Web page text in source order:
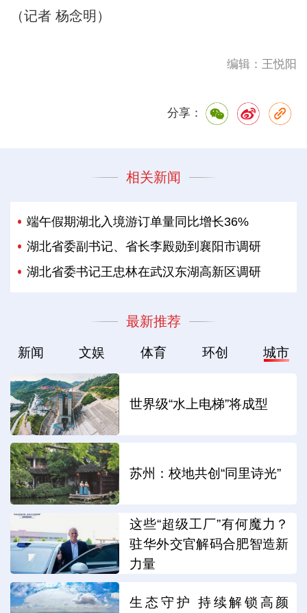
（记者 杨念明）
编辑：王悦阳
分享：
相关新闻
端午假期湖北入境游订单量同比增长36%
湖北省委副书记、省长李殿勋到襄阳市调研
湖北省委书记王忠林在武汉东湖高新区调研
最新推荐
新闻 文娱 体育 环创 城市
世界级“水上电梯”将成型
苏州：校地共创“同里诗光”
这些“超级工厂”有何魔力？
驻华外交官解码合肥智造新
力量
生态守护 持续解锁高颜